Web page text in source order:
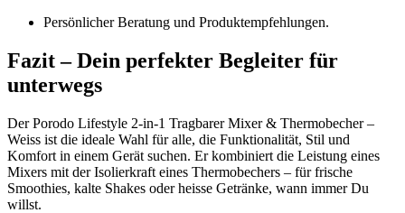
Persönlicher Beratung und Produktempfehlungen.
Fazit – Dein perfekter Begleiter für
unterwegs
Der Porodo Lifestyle 2-in-1 Tragbarer Mixer & Thermobecher –
Weiss ist die ideale Wahl für alle, die Funktionalität, Stil und
Komfort in einem Gerät suchen. Er kombiniert die Leistung eines
Mixers mit der Isolierkraft eines Thermobechers – für frische
Smoothies, kalte Shakes oder heisse Getränke, wann immer Du
willst.